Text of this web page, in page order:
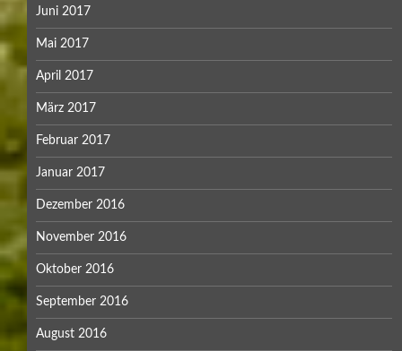
Juni 2017
Mai 2017
April 2017
März 2017
Februar 2017
Januar 2017
Dezember 2016
November 2016
Oktober 2016
September 2016
August 2016